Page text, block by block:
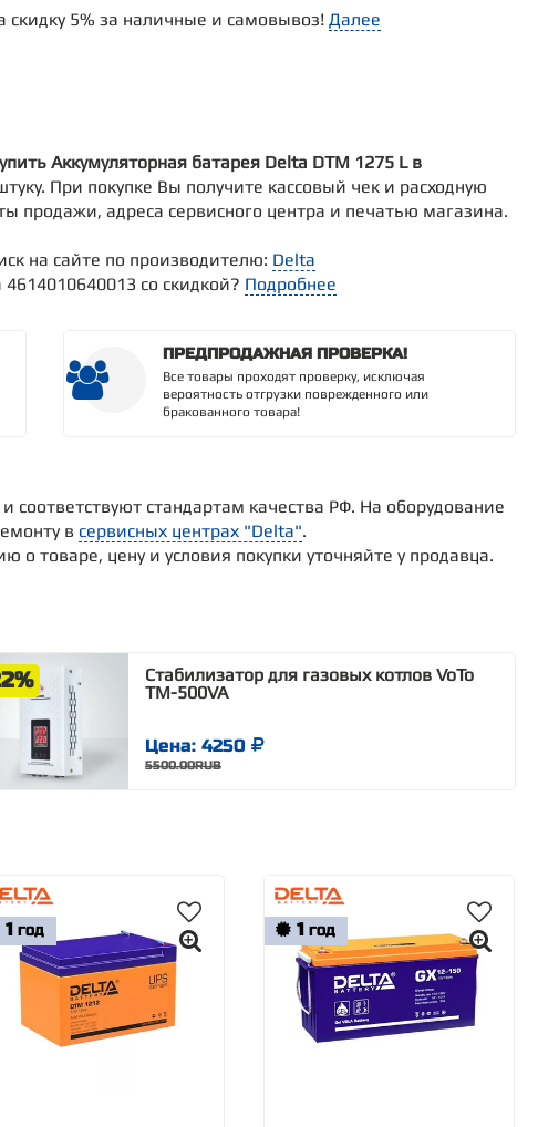
скидку 5% за наличные и самовывоз! Далее
Аккумуляторная батарея Delta DTM 1275 L в
При покупке Вы получите кассовый чек и расходную
продажи, адреса сервисного центра и печатью магазина.
на сайте по производителю: Delta
4614010640013 со скидкой? Подробнее
ПРЕДПРОДАЖНАЯ ПРОВЕРКА!
Все товары проходят проверку, исключая
вероятность отгрузки поврежденного или
бракованного товара!
стандартам качества РФ. На оборудование
в сервисных центрах "Delta".
товаре, цену и условия покупки уточняйте у продавца.
Стабилизатор для газовых котлов VoTo
TM-500VA
Цена: 4250
5500.00RUB
1 ГОД 1 ГОД